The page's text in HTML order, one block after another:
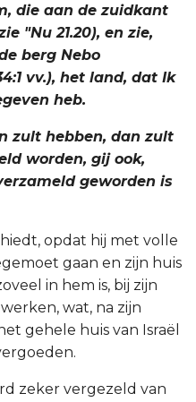
die aan de zuidkant
"Nu 21.20), en zie,
berg Nebo
vv.), het land, dat Ik
heb.
zult hebben, dan zult
worden, gij ook,
geworden is
opdat hij met volle
gaan en zijn huis
in hem is, bij zijn
wat, na zijn
gehele huis van Israël
zeker vergezeld van